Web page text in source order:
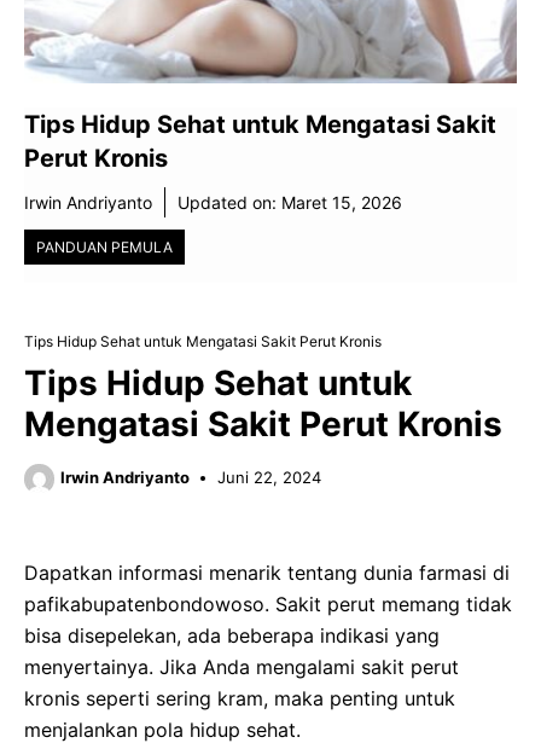
Tips Hidup Sehat untuk Mengatasi Sakit
Perut Kronis
Irwin Andriyanto Updated on: Maret 15, 2026
PANDUAN PEMULA
Tips Hidup Sehat untuk Mengatasi Sakit Perut Kronis
Tips Hidup Sehat untuk
Mengatasi Sakit Perut Kronis
Irwin Andriyanto Juni 22, 2024
Dapatkan informasi menarik tentang dunia farmasi di
pafikabupatenbondowoso. Sakit perut memang tidak
bisa disepelekan, ada beberapa indikasi yang
menyertainya. Jika Anda mengalami sakit perut
kronis seperti sering kram, maka penting untuk
menjalankan pola hidup sehat.